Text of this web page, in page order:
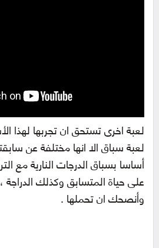
لعبة اخرى تستحق ان تجربها لهذا
لعبة سباق الا انها مختلفة عن
أساسا بسباق الدرجات النارية مع
على حياة المتسابق وكذلك الدراجة
وأنصحك ان تحملها .